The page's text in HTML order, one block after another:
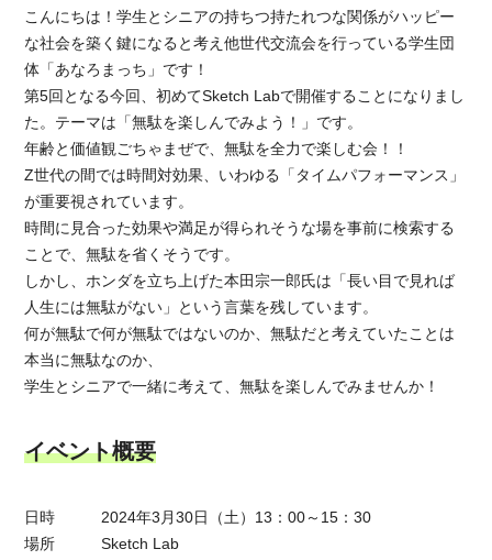
こんにちは！学生とシニアの持ちつ持たれつな関係がハッピー
な社会を築く鍵になると考え他世代交流会を行っている学生団
体「あなろまっち」です！
第5回となる今回、初めてSketch Labで開催することになりまし
た。テーマは「無駄を楽しんでみよう！」です。
年齢と価値観ごちゃまぜで、無駄を全力で楽しむ会！！
Z世代の間では時間対効果、いわゆる「タイムパフォーマンス」
が重要視されています。
時間に見合った効果や満足が得られそうな場を事前に検索する
ことで、無駄を省くそうです。
しかし、ホンダを立ち上げた本田宗一郎氏は「長い目で見れば
人生には無駄がない」という言葉を残しています。
何が無駄で何が無駄ではないのか、無駄だと考えていたことは
本当に無駄なのか、
学生とシニアで一緒に考えて、無駄を楽しんでみませんか！
イベント概要
日時 2024年3月30日（土）13：00～15：30
場所 Sketch Lab